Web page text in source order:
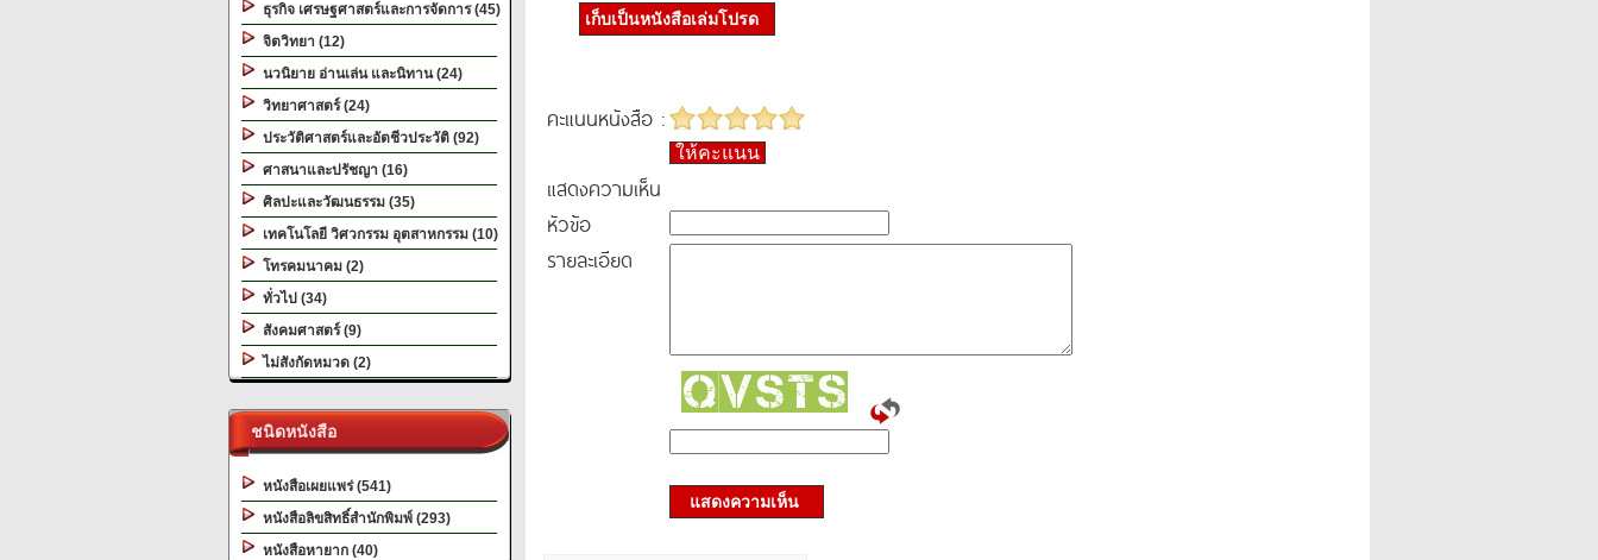
ธุรกิจ เศรษฐศาสตร์และการจัดการ (45)
จิตวิทยา (12)
นวนิยาย อ่านเล่น และนิทาน (24)
วิทยาศาสตร์ (24)
ประวัติศาสตร์และอัตชีวประวัติ (92)
ศาสนาและปรัชญา (16)
ศิลปะและวัฒนธรรม (35)
เทคโนโลยี วิศวกรรม อุตสาหกรรม (10)
โทรคมนาคม (2)
ทั่วไป (34)
สังคมศาสตร์ (9)
ไม่สังกัดหมวด (2)
ชนิดหนังสือ
หนังสือเผยแพร่ (541)
หนังสือลิขสิทธิ์สำนักพิมพ์ (293)
หนังสือหายาก (40)
เก็บเป็นหนังสือเล่มโปรด
คะแนนหนังสือ :
ให้คะแนน
แสดงความเห็น
หัวข้อ
รายละเอียด
แสดงความเห็น